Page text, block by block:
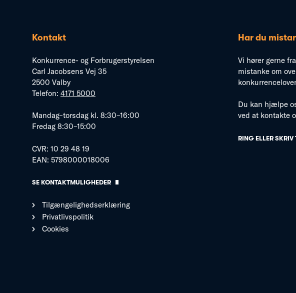
Kontakt
Konkurrence- og Forbrugerstyrelsen
Carl Jacobsens Vej 35
2500 Valby
Telefon: 4171 5000
Mandag–torsdag kl. 8:30–16:00
Fredag 8:30–15:00
CVR: 10 29 48 19
EAN: 5798000018006
SE KONTAKTMULIGHEDER
Tilgængelighedserklæring
Privatlivspolitik
Cookies
Har du
Vi hører gerne
mistanke om
Du kan hjælpe
ved at kontakte
RING ELLER